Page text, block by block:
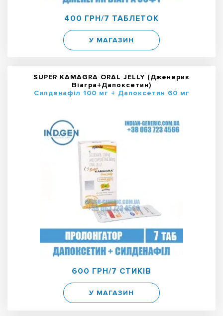
400 ГРН/7 ТАБЛЕТОК
У МАГАЗИН
SUPER KAMAGRA ORAL JELLY (Дженерик
Віагра+Дапоксетин)
Силденафіл 100 мг + Дапоксетин 60 мг
600 ГРН/7 СТИКІВ
У МАГАЗИН